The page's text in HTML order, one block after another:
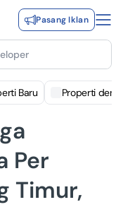
Pasang Iklan
Baru Properti
Per
Timur,